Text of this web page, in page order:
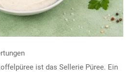
ist das Sellerie Püree. Ein